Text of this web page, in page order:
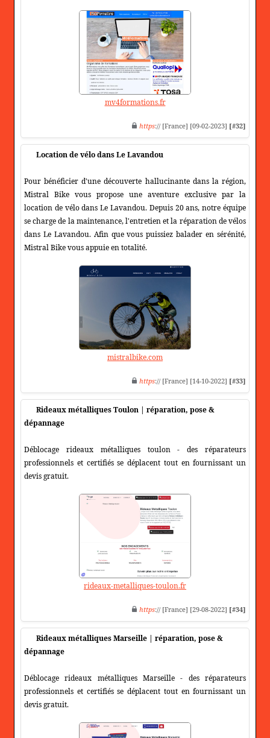
mv4formations.fr
https:// [France] [09-02-2023] [#32]
Location de vélo dans Le Lavandou
Pour bénéficier d'une découverte hallucinante dans la région,
Mistral Bike vous propose une aventure exclusive par la
location de vélo dans Le Lavandou. Depuis 20 ans, notre équipe
se charge de la maintenance, l'entretien et la réparation de vélos
dans Le Lavandou. Afin que vous puissiez balader en sérénité,
Mistral Bike vous appuie en totalité.
mistralbike.com
https:// [France] [14-10-2022] [#33]
Rideaux métalliques Toulon | réparation, pose &
dépannage
Déblocage rideaux métalliques toulon - des réparateurs
professionnels et certifiés se déplacent tout en fournissant un
devis gratuit.
rideaux-metalliques-toulon.fr
https:// [France] [29-08-2022] [#34]
Rideaux métalliques Marseille | réparation, pose &
dépannage
Déblocage rideaux métalliques Marseille - des réparateurs
professionnels et certifiés se déplacent tout en fournissant un
devis gratuit.